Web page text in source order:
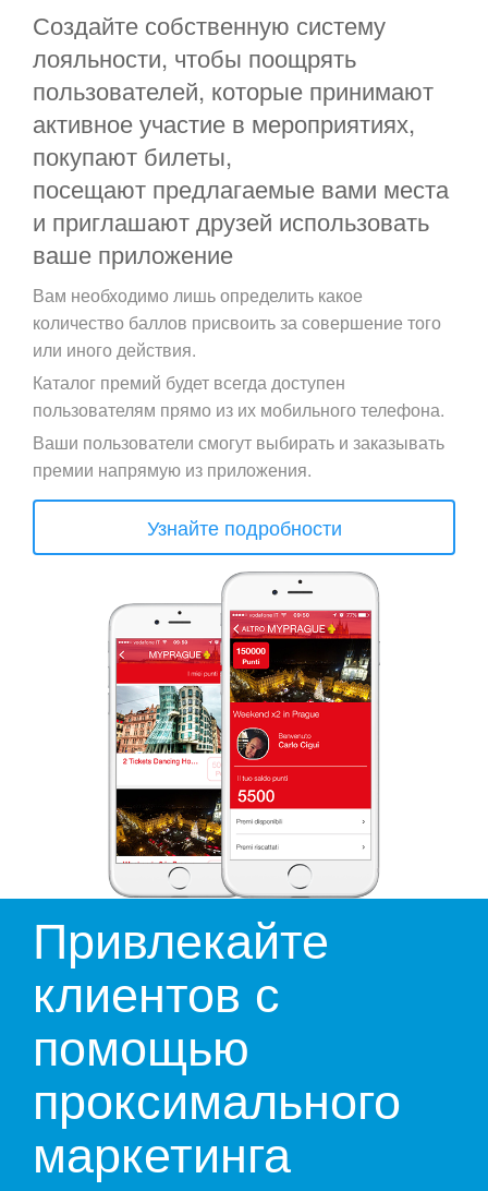
Создайте собственную систему
лояльности, чтобы поощрять
пользователей, которые принимают
активное участие в мероприятиях,
покупают билеты,
посещают предлагаемые вами места
и приглашают друзей использовать
ваше приложение
Вам необходимо лишь определить какое
количество баллов присвоить за совершение того
или иного действия.
Каталог премий будет всегда доступен
пользователям прямо из их мобильного телефона.
Ваши пользователи смогут выбирать и заказывать
премии напрямую из приложения.
Узнайте подробности
Привлекайте
клиентов с
помощью
проксимального
маркетинга